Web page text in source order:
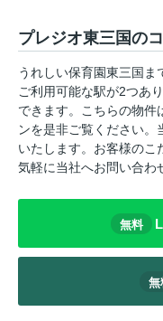
プレジオ東三国の
うれしい保育園東三国ま
ご利用可能な駅が2つあ
できます。こちらの物件
ンを是非ご覧ください
いたします。お客様のこ
気軽に当社へお問い合わ
無料
無